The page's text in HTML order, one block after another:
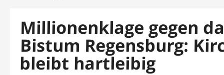
Millionenklage gegen
Bistum Regensburg:
bleibt hartleibig